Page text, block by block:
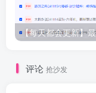
评论 抢沙发